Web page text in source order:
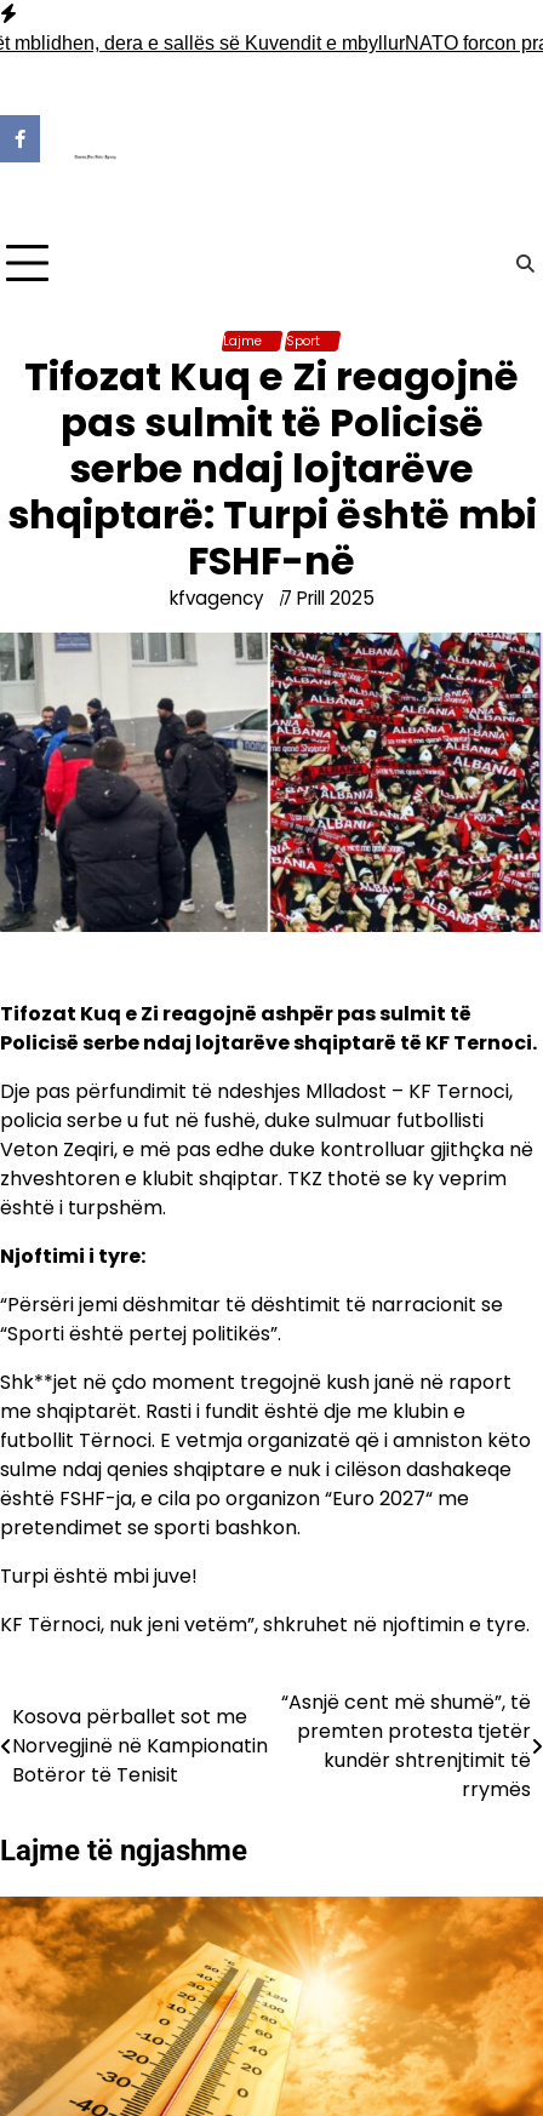
Skip
to
dera e sallës së Kuvendit e mbyllurNATO forcon
Lajme Sport
Tifozat Kuq e Zi reagojnë
pas sulmit të Policisë
serbe ndaj lojtarëve
shqiptarë: Turpi është mbi
FSHF-në
kfvagency 7 Prill 2025
Tifozat Kuq e Zi reagojnë ashpër pas sulmit të
Policisë serbe ndaj lojtarëve shqiptarë të KF Ternoci.
Dje pas përfundimit të ndeshjes Mlladost – KF Ternoci,
policia serbe u fut në fushë, duke sulmuar futbollisti
Veton Zeqiri, e më pas edhe duke kontrolluar gjithçka në
zhveshtoren e klubit shqiptar. TKZ thotë se ky veprim
është i turpshëm.
Njoftimi i tyre:
“Përsëri jemi dëshmitar të dështimit të narracionit se
“Sporti është pertej politikës”.
Shk**jet në çdo moment tregojnë kush janë në raport
me shqiptarët. Rasti i fundit është dje me klubin e
futbollit Tërnoci. E vetmja organizatë që i amniston këto
sulme ndaj qenies shqiptare e nuk i cilëson dashakeqe
është FSHF-ja, e cila po organizon “Euro 2027“ me
pretendimet se sporti bashkon.
Turpi është mbi juve!
KF Tërnoci, nuk jeni vetëm”, shkruhet në njoftimin e tyre.
Lëvizje
te
Kosova përballet sot me
Norvegjinë në Kampionatin
Botëror të Tenisit
“Asnjë cent më shumë”, të
premten protesta tjetër
kundër shtrenjtimit të
rrymës
Lajme të ngjashme